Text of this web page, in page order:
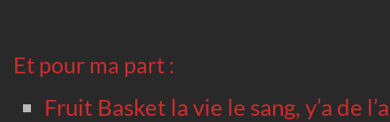
Et pour ma part :
Fruit Basket la vie le sang, y’a de